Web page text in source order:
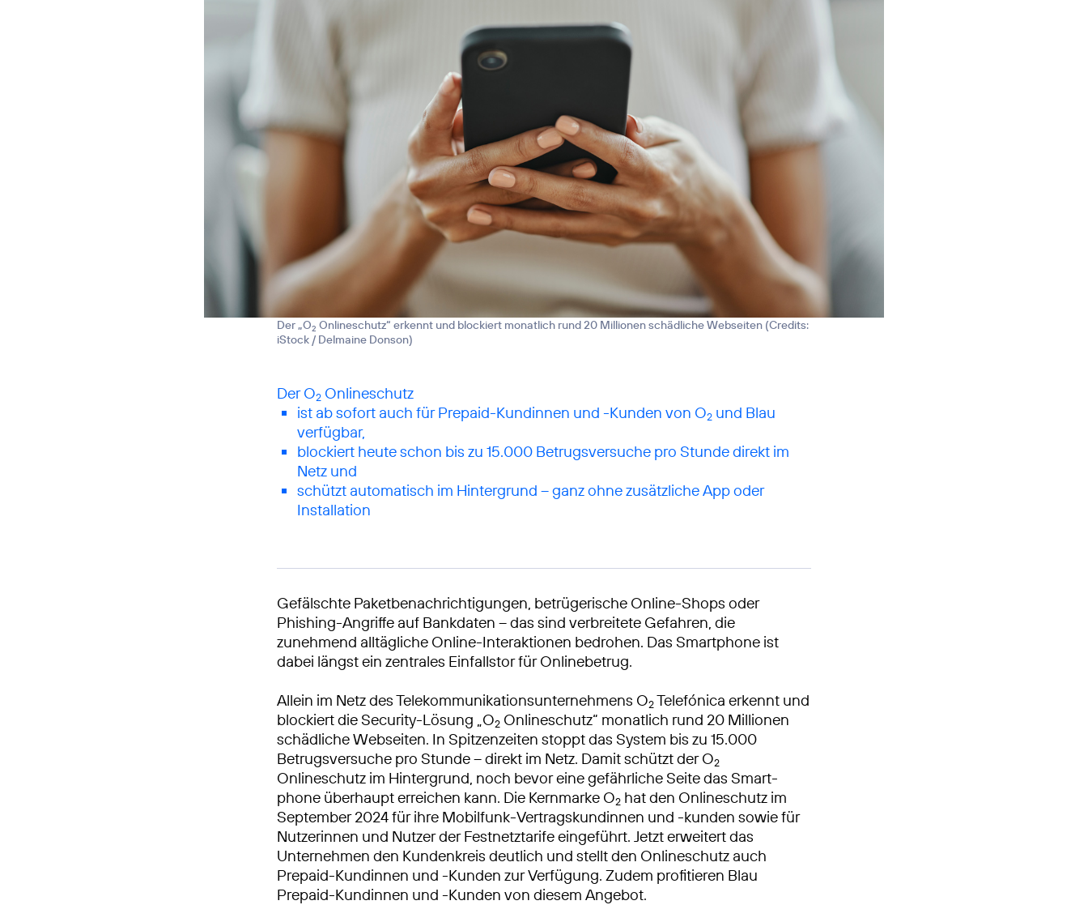
Der „O2 Onlineschutz“ erkennt und blockiert monatlich rund 20 Millionen schädliche Webseiten (Credits:
iStock / Delmaine Donson)
Der O2
ist ab sofort auch für Prepaid-Kundinnen und -Kunden von O2 und Blau
verfügbar,
blockiert heute schon bis zu 15.000 Betrugsversuche pro Stunde direkt im
Netz und
schützt automatisch im Hintergrund – ganz ohne zusätzliche App oder
Installation
Gefälschte Paketbenachrichtigungen, betrügerische Online-Shops oder
Phishing-Angriffe auf Bankdaten – das sind verbreitete Gefahren, die
zunehmend alltägliche Online-Interaktionen bedrohen. Das Smartphone ist
dabei längst ein zentrales Einfallstor für Onlinebetrug.
Allein im Netz des Telekommunikationsunternehmens O2Telefónica erkennt und
blockiert die Security-Lösung „O2 Onlineschutz“ monatlich rund 20 Millionen
schädliche Webseiten. In Spitzenzeiten stoppt das System bis zu 15.000
Betrugsversuche pro Stunde – direkt im Netz. Damit schützt der O2
Onlineschutz im Hintergrund, noch bevor eine gefährliche Seite das Smart­
phone überhaupt erreichen kann. Die Kernmarke O2 hat den Onlineschutz im
September 2024 für ihre Mobilfunk-Vertragskundinnen und -kunden sowie für
Nutzerinnen und Nutzer der Festnetztarife eingeführt. Jetzt erweitert das
Unternehmen den Kundenkreis deutlich und stellt den Onlineschutz auch
Prepaid-Kundinnen und -Kunden zur Verfügung. Zudem profitieren Blau
Prepaid-Kundinnen und -Kunden von diesem Angebot.